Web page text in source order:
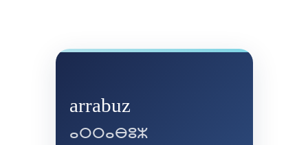
arrabuz
ⴰⵔⵔⴰⴱⵓⵣ